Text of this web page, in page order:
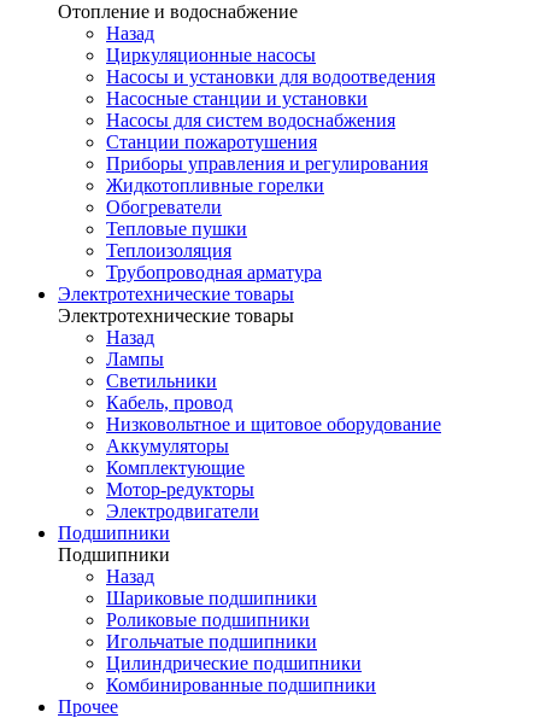
Отопление и водоснабжение
Назад
Циркуляционные насосы
Насосы и установки для водоотведения
Насосные станции и установки
Насосы для систем водоснабжения
Станции пожаротушения
Приборы управления и регулирования
Жидкотопливные горелки
Обогреватели
Тепловые пушки
Теплоизоляция
Трубопроводная арматура
Электротехнические товары
Электротехнические товары
Назад
Лампы
Светильники
Кабель, провод
Низковольтное и щитовое оборудование
Аккумуляторы
Комплектующие
Мотор-редукторы
Электродвигатели
Подшипники
Подшипники
Назад
Шариковые подшипники
Роликовые подшипники
Игольчатые подшипники
Цилиндрические подшипники
Комбинированные подшипники
Прочее